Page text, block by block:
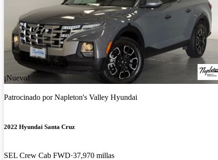
¡Nuevo!
Patrocinado porNapleton's Valley Hyundai
2022 Hyundai Santa Cruz
SEL Crew Cab FWD 37,970 millas